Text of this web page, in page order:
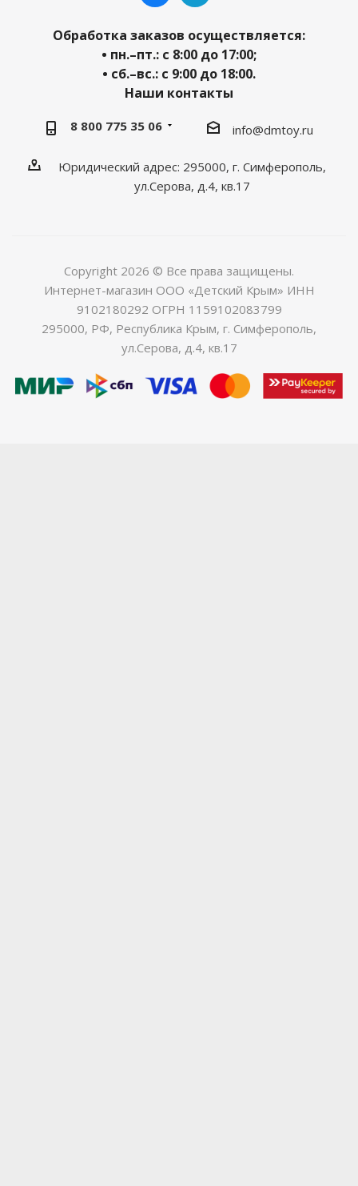
Обработка заказов осуществляется:
• пн.–пт.: с 8:00 до 17:00;
• сб.–вс.: с 9:00 до 18:00.
Наши контакты
8 800 775 35 06 info@dmtoy.ru
Юридический адрес: 295000, г. Симферополь,
ул.Серова, д.4, кв.17
Copyright 2026 © Все права защищены.
Интернет-магазин ООО «Детский Крым» ИНН
9102180292 ОГРН 1159102083799
295000, РФ, Республика Крым, г. Симферополь,
ул.Серова, д.4, кв.17